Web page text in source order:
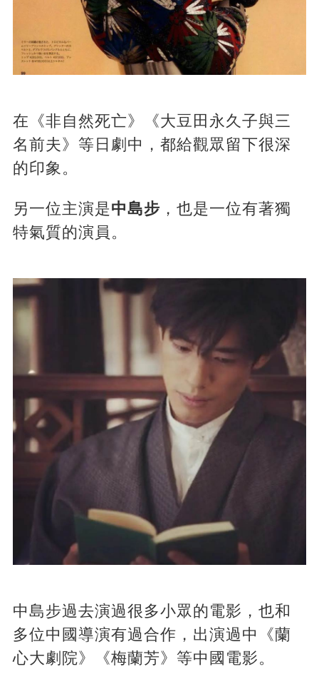
在《非自然死亡》《大豆田永久子與三
名前夫》等日劇中，都給觀眾留下很深
的印象。
另一位主演是中島步 ，也是一位有著獨
特氣質的演員。
中島步過去演過很多小眾的電影，也和
多位中國導演有過合作，出演過中《蘭
心大劇院》《梅蘭芳》等中國電影。